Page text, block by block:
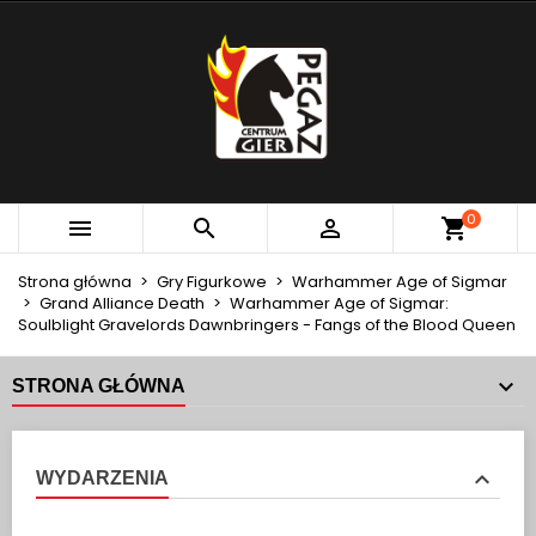
   0
Strona główna Gry Figurkowe
Warhammer Age of Sigmar
Grand Alliance Death
Warhammer Age of Sigmar:
Soulblight Gravelords Dawnbringers - Fangs of the Blood Queen
STRONA GŁÓWNA
WYDARZENIA
MOJE LISTY ŻYCZEŃ
Utwórz nową listę
UTWÓRZ LISTĘ ŻYCZEŃ
Utwórz listę życzeń
ZALOGUJ SIĘ
MUSISZ BYĆ ZALOGOWANY BY ZAPISAĆ PRODUKTY
NA SWOJEJ LIŚCIE ŻYCZEŃ.
Anuluj Zaloguj się